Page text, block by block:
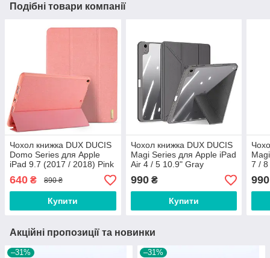
Подібні товари компанії
Чохол книжка DUX DUCIS
Domo Series для Apple
iPad 9.7 (2017 / 2018) Pink
640 ₴ 890 ₴
Купити
Чохол книжка DUX DUCIS
Magi Series для Apple iPad
Air 4 / 5 10.9" Gray
990₴
Купити
7 / 8
990
Акційні пропозиції та новинки
–31% –31%